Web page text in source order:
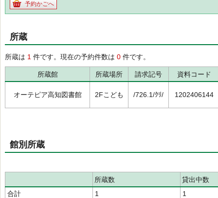
予約かごへ
所蔵
所蔵は 1 件です。現在の予約件数は 0 件です。
所蔵館 所蔵場所 請求記号 資料コード
オーテピア高知図書館 2Fこども /726.1/ｸﾘ/ 1202406144
館別所蔵
所蔵数
貸出中数
合計
1 1